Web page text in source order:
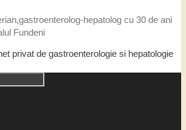
hepatolog cu 30 de ani
Fundeni